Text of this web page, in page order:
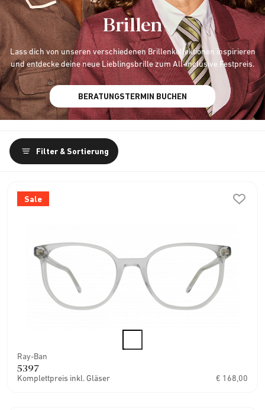
Brillen
Lass dich von unseren verschiedenen Brillenkollektionen inspirieren
und entdecke deine neue Lieblingsbrille zum All-inclusive Festpreis.
BERATUNGSTERMIN BUCHEN
Filter & Sortierung
Sale
Ray-Ban
5397
Komplettpreis inkl. Gläser € 168,00